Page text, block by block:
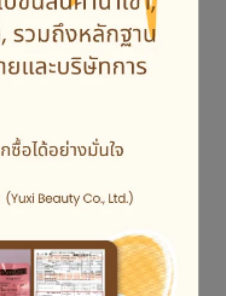
NT$203NT$299
ขายหมดแล้ว